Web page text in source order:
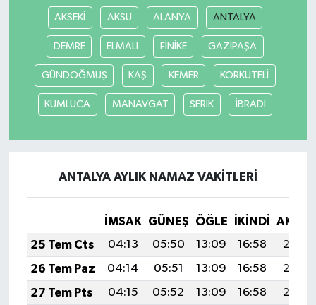
AKSEKİ AKSU ALANYA ANTALYA
DEMRE ELMALI FİNİKE GAZİPAŞA
GÜNDOĞMUŞ KAŞ KEMER KORKUTELİ
KUMLUCA MANAVGAT SERİK İBRADI
ANTALYA AYLIK NAMAZ VAKITLERI
İMSAK GÜNEŞ ÖĞLE İKINDI
25 Tem Cts
04:13 05:50 13:09 16:58
20:18
26 Tem Paz
04:14 05:51 13:09 16:58
20:17
27 Tem Pts
04:15 05:52 13:09 16:58
20:16